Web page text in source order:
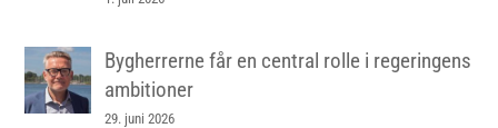
Bygherrerne får en central rolle i regeringens
ambitioner
29. juni 2026